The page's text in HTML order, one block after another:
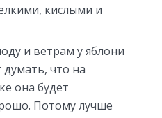
кислыми и
и ветрам у яблони
думать, что на
она будет
Потому лучше